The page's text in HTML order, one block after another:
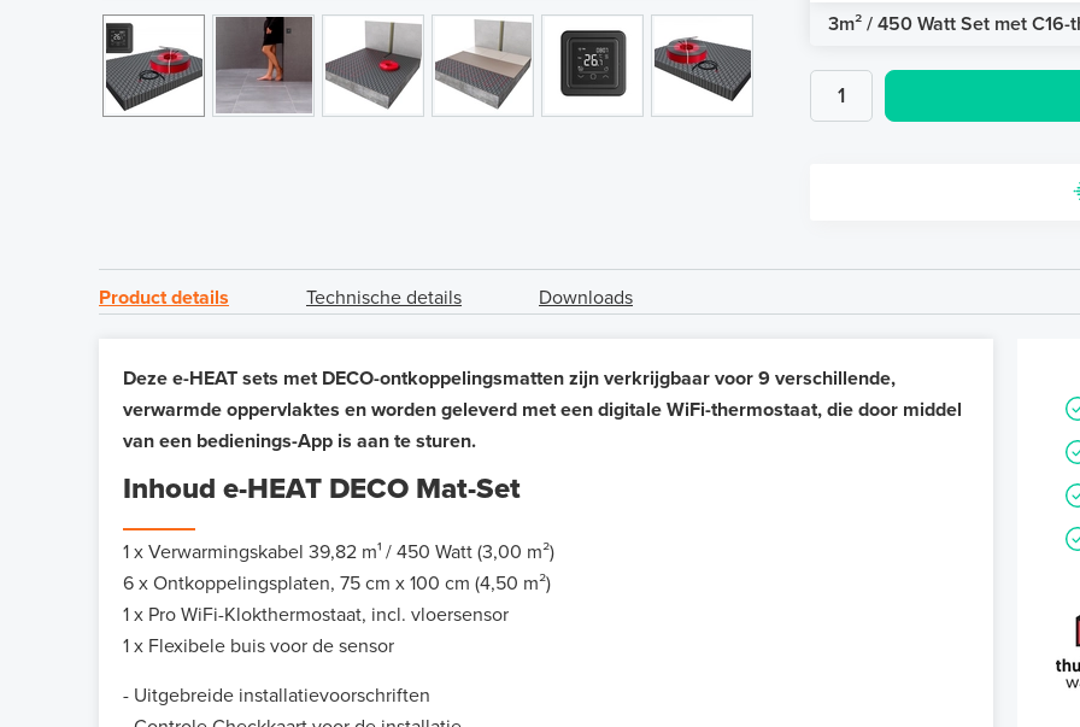
3m² / 450 Watt Set met
Product details Technische details Downloads
Deze e-HEAT sets met DECO-ontkoppelingsmatten zijn verkrijgbaar voor 9 verschillende,
verwarmde oppervlaktes en worden geleverd met een digitale WiFi-thermostaat, die door middel
van een bedienings-App is aan te sturen.
Inhoud e-HEAT DECO Mat-Set
1 x Verwarmingskabel 39,82 m¹ / 450 Watt (3,00 m²)
6 x Ontkoppelingsplaten, 75 cm x 100 cm (4,50 m²)
1 x Pro WiFi-Klokthermostaat, incl. vloersensor
1 x Flexibele buis voor de sensor
- Uitgebreide installatievoorschriften